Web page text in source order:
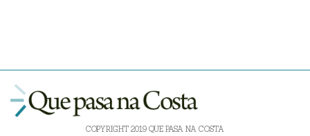
COPYRIGHT 2019 QUE PASA NA COSTA